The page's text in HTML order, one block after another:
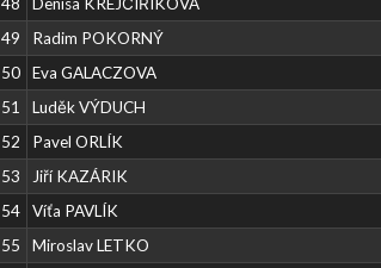
49
Radim POKORNÝ
50
Eva GALACZOVA
51
Luděk VÝDUCH
52
Pavel ORLÍK
53
Jiří KAZÁRIK
54
Víťa PAVLÍK
55
Miroslav LETKO